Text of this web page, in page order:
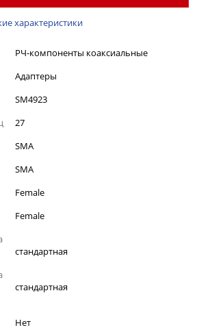
характеристики
РЧ-компоненты коаксиальные
Адаптеры
SM4923
27
SMA
SMA
Female
Female
стандартная
стандартная
Нет